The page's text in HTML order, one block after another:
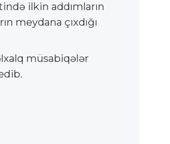
ilkin addımların
meydana çıxdığı
müsabiqələr